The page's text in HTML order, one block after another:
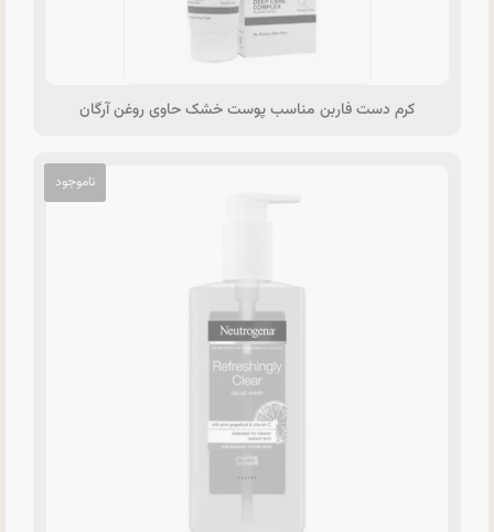
کرم دست فاربن مناسب پوست خشک حاوی روغن آرگان